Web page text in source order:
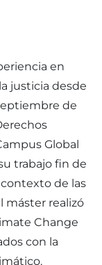
en
justicia desde
de
Global
trabajo fin de
de las
máster realizó
Change
con la